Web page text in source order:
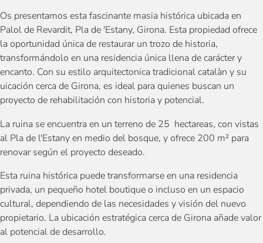
Os presentamos esta fascinante masia histórica ubicada en
Palol de Revardit, Pla de 'Estany, Girona. Esta propiedad ofrece
la oportunidad única de restaurar un trozo de historia,
transformándolo en una residencia única llena de carácter y
encanto. Con su estilo arquitectonica tradicional catalàn y su
uicación cerca de Girona, es ideal para quienes buscan un
proyecto de rehabilitación con historia y potencial.
La ruina se encuentra en un terreno de 25 hectareas, con vistas
al Pla de l'Estany en medio del bosque, y ofrece 200 m² para
renovar según el proyecto deseado.
Esta ruina histórica puede transformarse en una residencia
privada, un pequeño hotel boutique o incluso en un espacio
cultural, dependiendo de las necesidades y visión del nuevo
propietario. La ubicación estratégica cerca de Girona añade valor
al potencial de desarrollo.